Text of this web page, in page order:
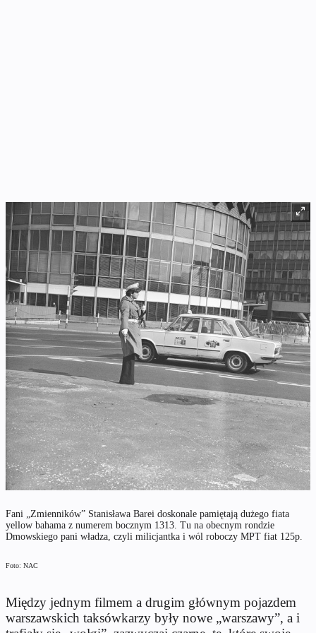
Fani „Zmienników” Stanisława Barei doskonale pamiętają dużego fiata
yellow bahama z numerem bocznym 1313. Tu na obecnym rondzie
Dmowskiego pani władza, czyli milicjantka i wól roboczy MPT fiat 125p.
Foto: NAC
Między jednym filmem a drugim głównym pojazdem
warszawskich taksówkarzy były nowe „warszawy”, a i